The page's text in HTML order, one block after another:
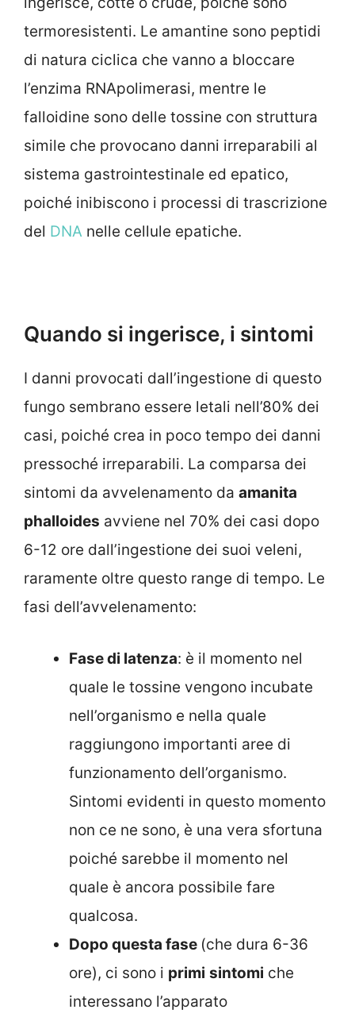
termoresistenti. Le amantine sono peptidi
di natura ciclica che vanno a bloccare
l’enzima RNApolimerasi, mentre le
falloidine sono delle tossine con struttura
simile che provocano danni irreparabili al
sistema gastrointestinale ed epatico,
poiché inibiscono i processi di trascrizione
del DNA nelle cellule epatiche.
Quando si ingerisce, i sintomi
I danni provocati dall’ingestione di questo
fungo sembrano essere letali nell’80% dei
casi, poiché crea in poco tempo dei danni
pressoché irreparabili. La comparsa dei
sintomi da avvelenamento da amanita
phalloides avviene nel 70% dei casi dopo
6-12 ore dall’ingestione dei suoi veleni,
raramente oltre questo range di tempo. Le
fasi dell’avvelenamento:
Fase di latenza: è il momento nel
quale le tossine vengono incubate
nell’organismo e nella quale
raggiungono importanti aree di
funzionamento dell’organismo.
Sintomi evidenti in questo momento
non ce ne sono, è una vera sfortuna
poiché sarebbe il momento nel
quale è ancora possibile fare
qualcosa.
Dopo questa fase (che dura 6-36
ore), ci sono i primi sintomi che
interessano l’apparato